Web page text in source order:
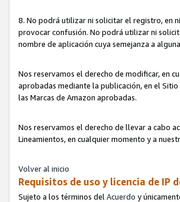
8. No podrá utilizar ni solicitar el registro, en
provocar confusión. No podrá utilizar ni
nombre de aplicación cuya semejanza a
Nos reservamos el derecho de modificar, en
aprobadas mediante la publicación, en el
las Marcas de Amazon aprobadas.
Nos reservamos el derecho de llevar a cabo
Lineamientos, en cualquier momento y a
Volver al inicio
Requisitos de uso y licencia de IP
Sujeto a los términos del Acuerdo y